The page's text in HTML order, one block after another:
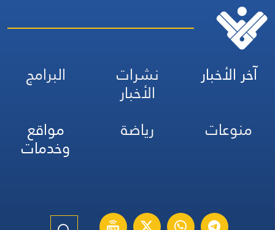
آخر الأخبار نشرات
الأخبار
البرامج
منوعات
رياضة مواقع
وخدمات